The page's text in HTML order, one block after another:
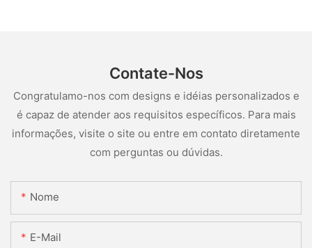
Contate-Nos
Congratulamo-nos com designs e idéias personalizados e
é capaz de atender aos requisitos específicos. Para mais
informações, visite o site ou entre em contato diretamente
com perguntas ou dúvidas.
Nome
E-Mail